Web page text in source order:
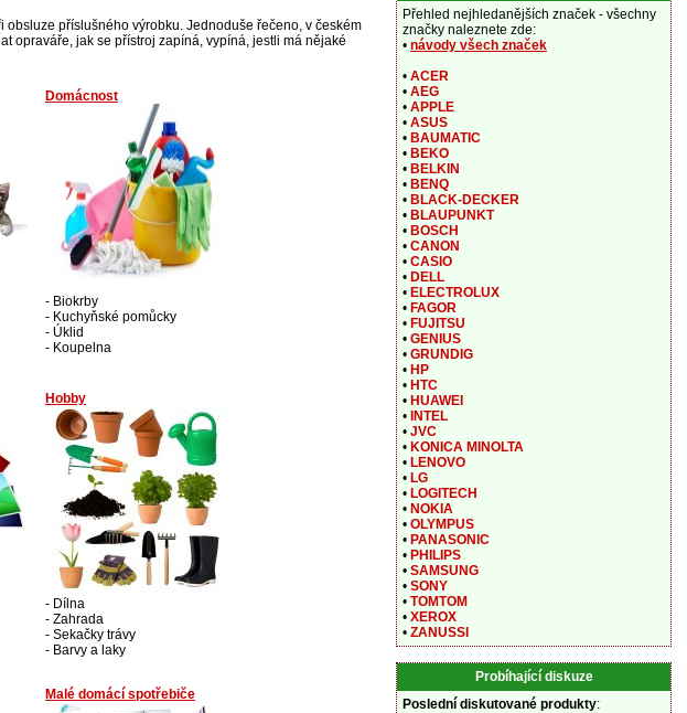
příslušného výrobku. Jednoduše řečeno, v českém
opraváře, jak se přístroj zapíná, vypíná, jestli má nějaké
Domácnost
- Biokrby
- Kuchyňské pomůcky
- Úklid
- Koupelna
Hobby
- Dílna
- Zahrada
- Sekačky trávy
- Barvy a laky
Malé domácí spotřebiče
Přehled nejhledanějších značek - všechny
značky naleznete zde:
• návody všech značek
• ACER
• AEG
• APPLE
• ASUS
• BAUMATIC
• BEKO
• BELKIN
• BENQ
• BLACK-DECKER
• BLAUPUNKT
• BOSCH
• CANON
• CASIO
• DELL
• ELECTROLUX
• FAGOR
• FUJITSU
• GENIUS
• GRUNDIG
• HP
• HTC
• HUAWEI
• INTEL
• JVC
• KONICA MINOLTA
• LENOVO
• LG
• LOGITECH
• NOKIA
• OLYMPUS
• PANASONIC
• PHILIPS
• SAMSUNG
• SONY
• TOMTOM
• XEROX
• ZANUSSI
Probíhající diskuze
Poslední diskutované produkty: